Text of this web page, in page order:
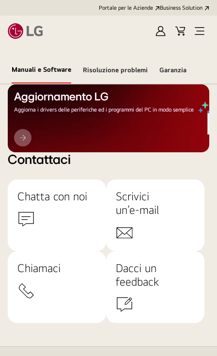
Portale per le Aziende Business Solution
AccediCart
Open
Manuali e Software Risoluzione problemi Garanzia
Aggiornamento LG
Aggiorna i drivers delle periferiche ed i programmi del PC in modo semplice
Aggiornamento
LG
Contattaci
Chatta con noi
Scrivici
un’e-mail
Chiamaci
Dacci un
feedback